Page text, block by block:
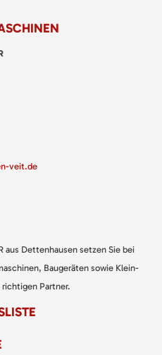
veit.de
aus Dettenhausen setzen Sie bei
Baugeräten sowie Klein-
Partner.